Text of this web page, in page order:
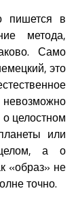
пишется в
метода,
Само
это
целостном
или
а о
«образ» не
точно.